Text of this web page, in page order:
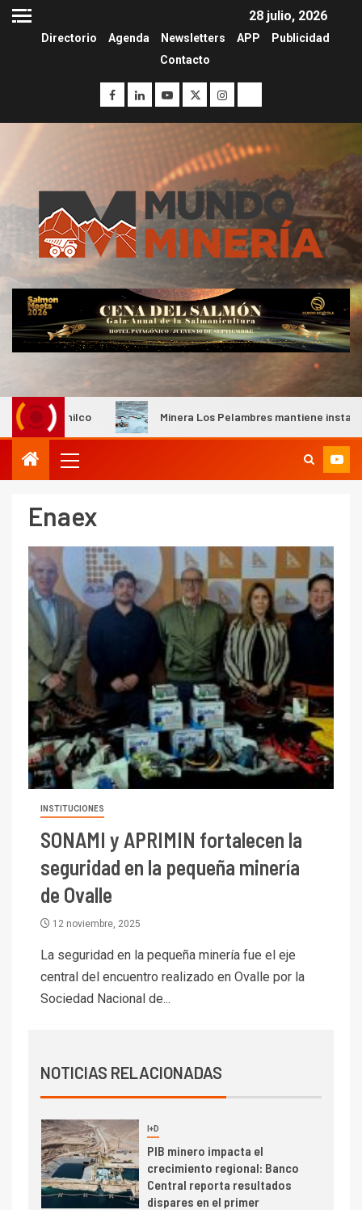
28 julio, 2026
Directorio Agenda Newsletters APP
Publicidad
Contacto
Minera Los Pelambres mantiene instalaciones
Enaex
INSTITUCIONES
SONAMI y APRIMIN fortalecen la
seguridad en la pequeña minería
de Ovalle
12 noviembre, 2025
La seguridad en la pequeña minería fue el eje
central del encuentro realizado en Ovalle por la
Sociedad Nacional de...
NOTICIAS RELACIONADAS
3 I+D
crecimiento regional: Banco
Informe bimensual de
Cochilco: precio del cobre
alcanza máximos por escasez
de concentrados
5
Estudio revela cómo el precio
del cobre y educación superior
se relacionan en zonas
mineras
6 I+D
BHP proyecta producción de
cobre cercana a 2 millones de
toneladas tras récord en
7 I+D
Codelco reporta Ebitda de US$
6.670 millones y mejora sus
Codelco Ventanas prueba
camión 100% eléctrico para
transportar cátodos al Puerto
de San Antonio
Producción minera en mayo de
2026 cae 10,6%
3 I+D
PIB minero impacta el
crecimiento regional: Banco
Central reporta resultados
dispares en el primer